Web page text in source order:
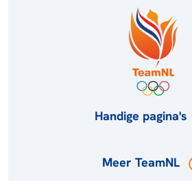
Handige pagina's
Meer TeamNL